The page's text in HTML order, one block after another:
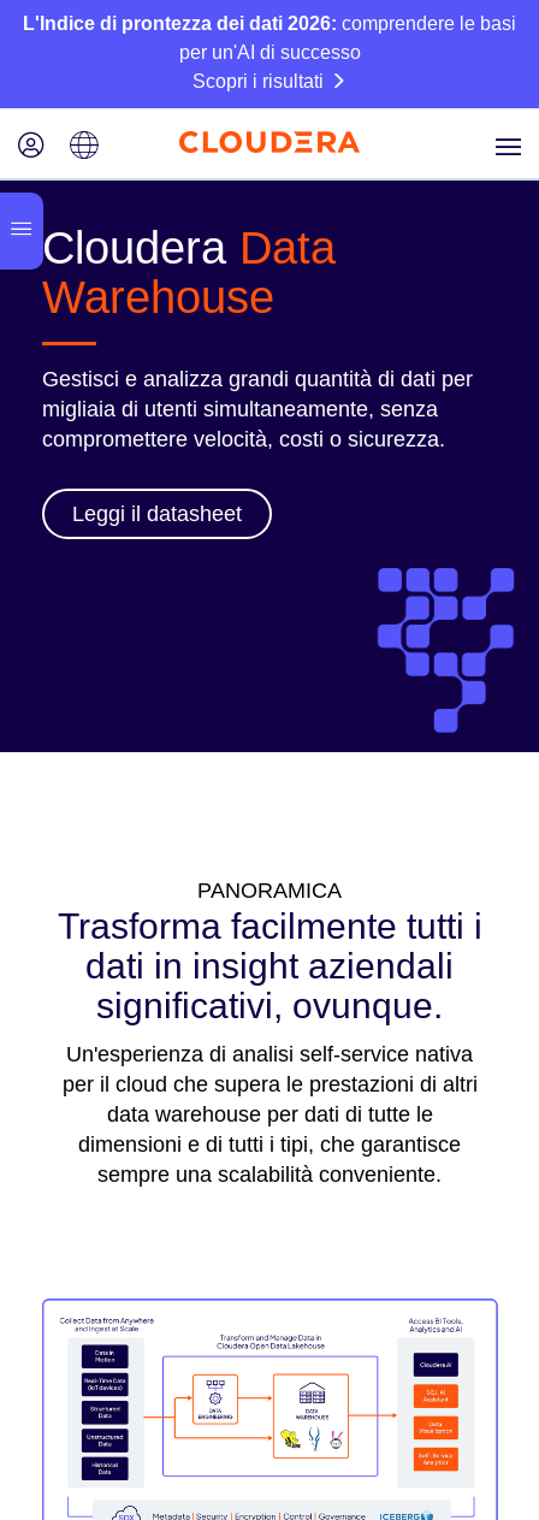
L'Indice di prontezza dei dati 2026: comprendere le basi
per un'AI di successo
Scopri i risultati
Cloudera Data
Warehouse
Gestisci e analizza grandi quantità di dati per
migliaia di utenti simultaneamente, senza
compromettere velocità, costi o sicurezza.
Leggi il datasheet
PANORAMICA
Trasforma facilmente tutti i
dati in insight aziendali
significativi, ovunque.
Un'esperienza di analisi self-service nativa
per il cloud che supera le prestazioni di altri
data warehouse per dati di tutte le
dimensioni e di tutti i tipi, che garantisce
sempre una scalabilità conveniente.